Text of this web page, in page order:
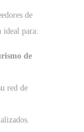
de
ideal para:
de
red de